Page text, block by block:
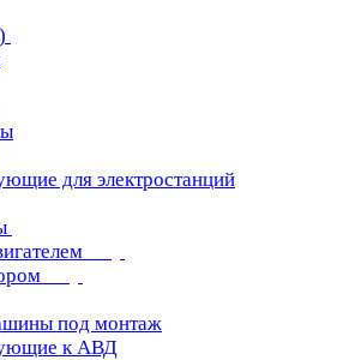
для электростанций
под монтаж
к АВД